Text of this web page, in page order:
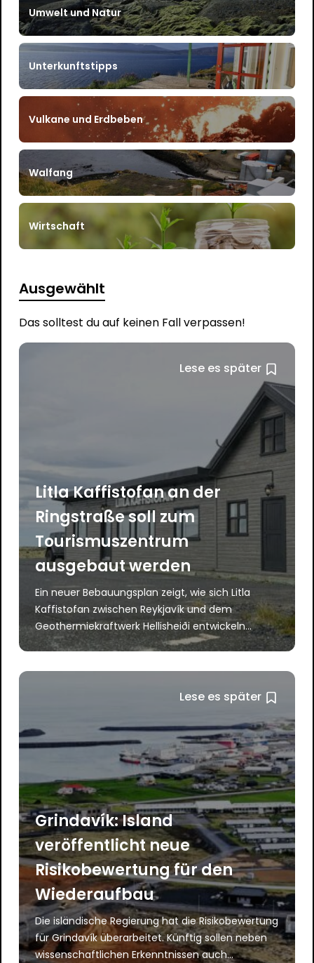
Umwelt und Natur
Unterkunftstipps
Vulkane und Erdbeben
Walfang
Wirtschaft
Ausgewählt
Das solltest du auf keinen Fall verpassen!
Lese es später
Litla Kaffistofan an der
Ringstraße soll zum
Tourismuszentrum
ausgebaut werden
Ein neuer Bebauungsplan zeigt, wie sich Litla
Kaffistofan zwischen Reykjavík und dem
Geothermiekraftwerk Hellisheiði entwickeln...
Lese es später
Grindavík: Island
veröffentlicht neue
Risikobewertung für den
Wiederaufbau
Die isländische Regierung hat die Risikobewertung
für Grindavík überarbeitet. Künftig sollen neben
wissenschaftlichen Erkenntnissen auch...